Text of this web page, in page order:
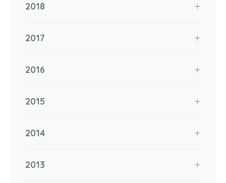
2018
2017
2016
2015
2014
2013